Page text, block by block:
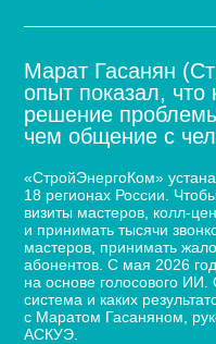
Марат Гасанян
опыт показал, что
решение
чем общение с
«СтройЭнергоКом»
18 регионах России.
визиты мастеров, колл-
и принимать тысячи
мастеров, принимать
абонентов. С мая 2026
на основе голосового
система и каких
с Маратом Гасаняном,
АСКУЭ.